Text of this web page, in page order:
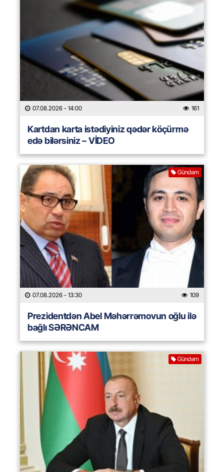
07.08.2026 - 14:00 161
Kartdan karta istədiyiniz qədər köçürmə
edə bilərsiniz – VİDEO
Gündəm
07.08.2026 - 13:30 109
Prezidentdən Abel Məhərrəmovun oğlu ilə
bağlı SƏRƏNCAM
Gündəm